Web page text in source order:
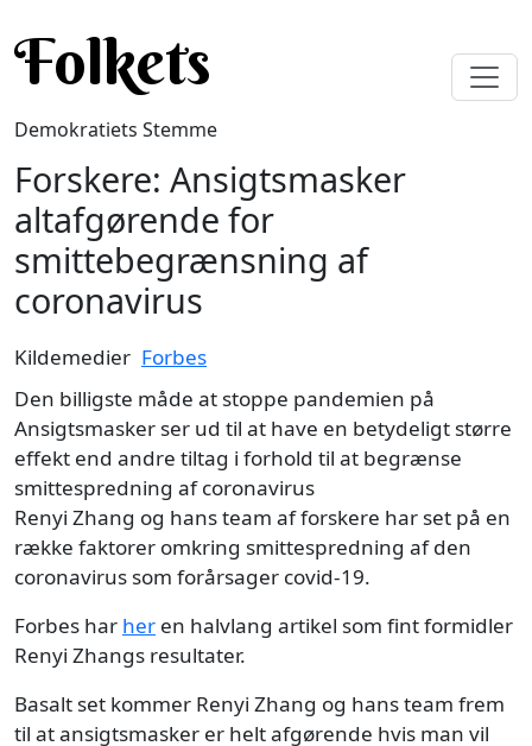
Folkets
Demokratiets Stemme
Forskere: Ansigtsmasker
altafgørende for
smittebegrænsning af
coronavirus
Kildemedier Forbes
Den billigste måde at stoppe pandemien på
Ansigtsmasker ser ud til at have en betydeligt større
effekt end andre tiltag i forhold til at begrænse
smittespredning af coronavirus
Renyi Zhang og hans team af forskere har set på en
række faktorer omkring smittespredning af den
coronavirus som forårsager covid-19.
Forbes har her en halvlang artikel som fint formidler
Renyi Zhangs resultater.
Basalt set kommer Renyi Zhang og hans team frem
til at ansigtsmasker er helt afgørende hvis man vil